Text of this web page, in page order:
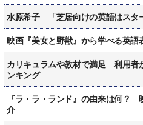
水原希子 「芝居向けの英語はスタ
映画『美女と野獣』から学べる英語
カリキュラムや教材で満足 利用者
ンキング
『ラ・ラ・ランド』の由来は何？
介